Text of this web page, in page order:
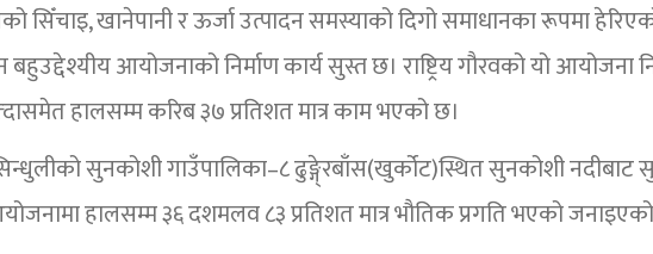
सिँचाइ, खानेपानी र ऊर्जा उत्पादन समस्याको दिगो समाधानका रूपमा
आयोजनाको निर्माण कार्य सुस्त छ। राष्ट्रिय गौरवको यो आयोजना
हालसम्म करिब ३७ प्रतिशत मात्र काम भएको छ।
सुनकोशी गाउँपालिका–८ ढुङ्गे्रबाँस(खुर्कोट)स्थित सुनकोशी नदीबाट
हालसम्म ३६ दशमलव ८३ प्रतिशत मात्र भौतिक प्रगति भएको